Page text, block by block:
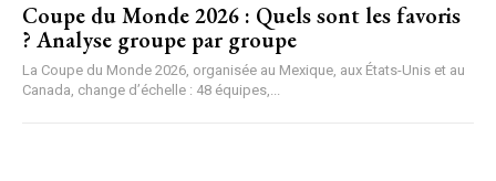
Coupe du Monde 2026 : Quels sont les favoris
? Analyse groupe par groupe
La Coupe du Monde 2026, organisée au Mexique, aux États-Unis et au
Canada, change d’échelle : 48 équipes,...